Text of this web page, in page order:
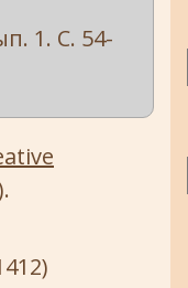
1. С. 54-
.